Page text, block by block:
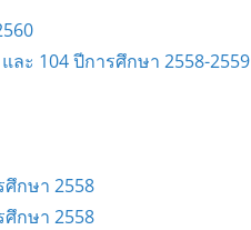
ะ 104 ปีการศึกษา 2558-2559
ศึกษา 2558
ศึกษา 2558